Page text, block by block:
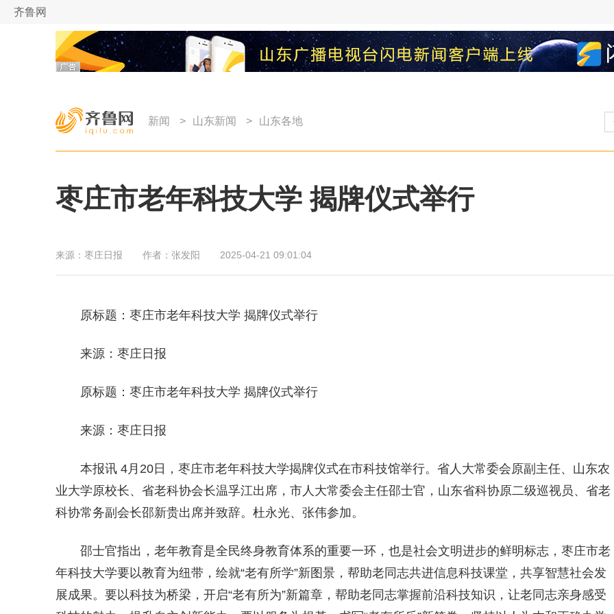
齐鲁网
新闻 > 山东新闻 > 山东各地
枣庄市老年科技大学 揭牌仪式举行
来源： 枣庄日报 作者： 张发阳 2025-04-21 09:01:04
原标题：枣庄市老年科技大学 揭牌仪式举行
来源：枣庄日报
原标题：枣庄市老年科技大学 揭牌仪式举行
来源：枣庄日报
本报讯 4月20日，枣庄市老年科技大学揭牌仪式在市科技馆举行。省人大常委会原副主任、山东农
业大学原校长、省老科协会长温孚江出席，市人大常委会主任邵士官，山东省科协原二级巡视员、省老
科协常务副会长邵新贵出席并致辞。杜永光、张伟参加。
邵士官指出，老年教育是全民终身教育体系的重要一环，也是社会文明进步的鲜明标志，枣庄市老
年科技大学要以教育为纽带，绘就“老有所学”新图景，帮助老同志共进信息科技课堂，共享智慧社会发
展成果。要以科技为桥梁，开启“老有所为”新篇章，帮助老同志掌握前沿科技知识，让老同志亲身感受